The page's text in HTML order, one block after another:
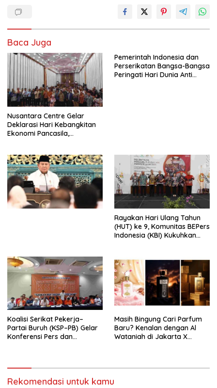
Baca Juga
Nusantara Centre Gelar
Deklarasi Hari Kebangkitan
Ekonomi Pancasila,
Penjajahan (Pergolakan
Ekonomi Politik Indonesia) &
Simposium Nasional “Urgensi
Undang-Undang
Perekonomian Nasional dan
Kesejahteraan Sosial dalam
Pemerintah Indonesia dan
Perserikatan Bangsa-Bangsa
Peringati Hari Dunia Anti
Rayakan Hari Ulang Tahun
(HUT) ke 9, Komunitas BEPers
Indonesia (KBI) Kukuhkan
Tema: “Penguatan dan
Pengembangan Organisasi
KBI yang Berbasis Riset di
seluruh Indonesia dan
Mancanegara”.
Koalisi Serikat Pekerja–
Partai Buruh (KSP–PB) Gelar
Konferensi Pers dan
Masih Bingung Cari Parfum
Baru? Kenalan dengan Al
Wataniah di Jakarta X
Rekomendasi untuk kamu